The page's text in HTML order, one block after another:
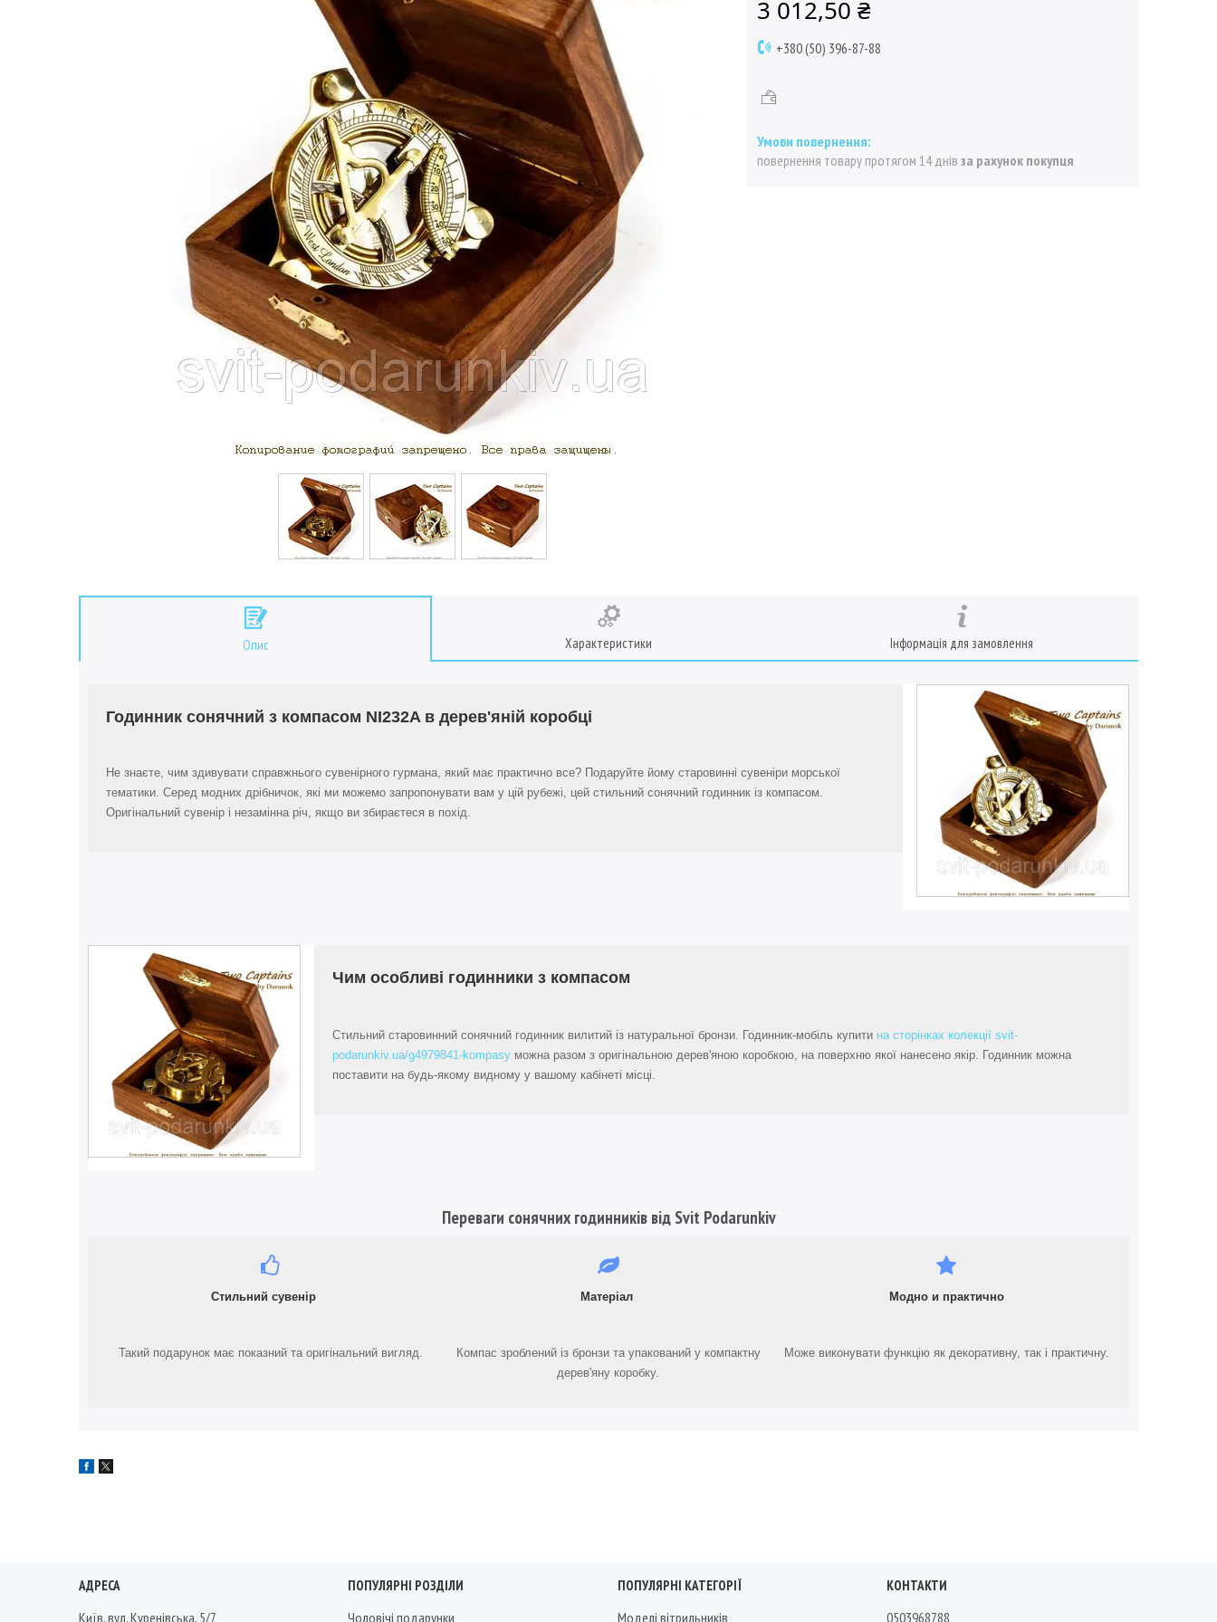
3 012,50 ₴
+380 (50) 396-87-88
повернення товару протягом 14 днів за рахунок покупця
Опис Характеристики Інформація для замовлення
Годинник сонячний з компасом NI232A в дерев'яній коробці
Не знаєте, чим здивувати справжнього сувенірного гурмана, який має практично все? Подаруйте йому старовинні сувеніри морської
тематики. Серед модних дрібничок, які ми можемо запропонувати вам у цій рубежі, цей стильний сонячний годинник із компасом.
Оригінальний сувенір і незамінна річ, якщо ви збираєтеся в похід.
Чим особливі годинники з компасом
Стильний старовинний сонячний годинник вилитий із натуральної бронзи. Годинник-мобіль купити на сторінках колекції svit-
podarunkiv.ua/g4979841-kompasy можна разом з оригінальною дерев'яною коробкою, на поверхню якої нанесено якір. Годинник можна
поставити на будь-якому видному у вашому кабінеті місці.
Переваги сонячних годинників від Svit Podarunkiv
Стильний сувенір
Такий подарунок має показний та оригінальний вигляд.
Матеріал
Компас зроблений із бронзи та упакований у компактну
дерев'яну коробку.
Модно и практично
Може виконувати функцію як декоративну, так і практичну.
АДРЕСА
Київ, вул. Куренівська, 5/7
ПОПУЛЯРНІ РОЗДІЛИ
Чоловічі подарунки
ПОПУЛЯРНІ КАТЕГОРІЇ
Моделі вітрильників
КОНТАКТИ
0503968788